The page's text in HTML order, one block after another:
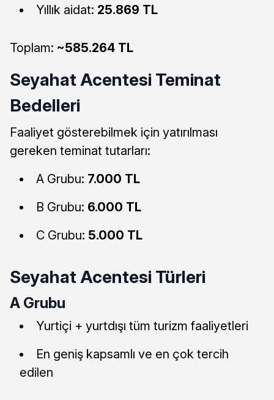
Yıllık aidat: 25.869 TL
Toplam: ~585.264 TL
Seyahat Acentesi Teminat
Bedelleri
Faaliyet gösterebilmek için yatırılması
gereken teminat tutarları:
A Grubu: 7.000 TL
B Grubu: 6.000 TL
C Grubu: 5.000 TL
Seyahat Acentesi Türleri
A Grubu
Yurtiçi + yurtdışı tüm turizm faaliyetleri
En geniş kapsamlı ve en çok tercih
edilen